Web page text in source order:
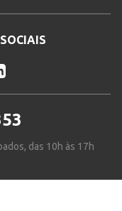
das 10h às 17h